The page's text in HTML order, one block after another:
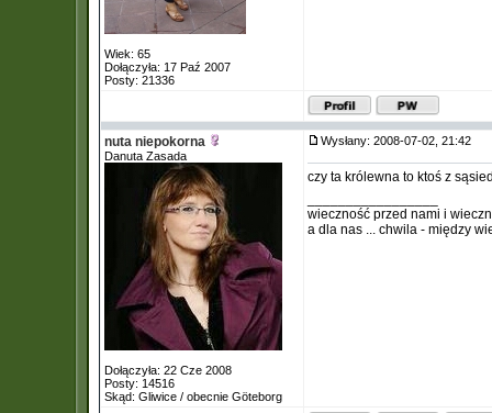
Wiek: 65
Dołączyła: 17 Paź 2007
Posty: 21336
nuta niepokorna
Danuta Zasada
Dołączyła: 22 Cze 2008
Posty: 14516
Skąd: Gliwice / obecnie Göteborg
Wysłany: 2008-07-02, 21:42
czy ta królewna to ktoś z
wieczność przed nami i
a dla nas ... chwila - między